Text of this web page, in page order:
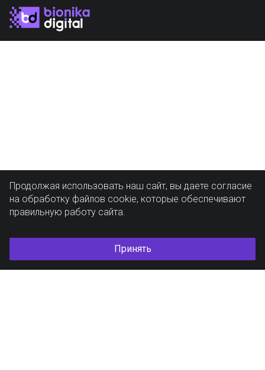
Продолжая использовать наш сайт, вы даете согласие
на обработку файлов cookie, которые обеспечивают
правильную работу сайта.
Принять